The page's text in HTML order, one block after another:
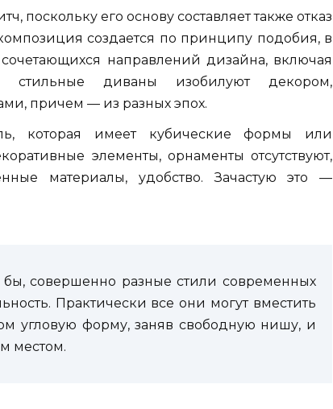
поскольку его основу составляет также отказ
создается по принципу подобия, в
направлений дизайна, включая
стильные диваны изобилуют декором,
причем — из разных эпох.
которая имеет кубические формы или
элементы, орнаменты отсутствуют,
материалы, удобство. Зачастую это —
совершенно разные стили современных
Практически все они могут вместить
угловую форму, заняв свободную нишу, и
местом.